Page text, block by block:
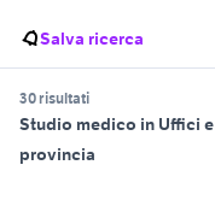
Salva ricerca
30 risultati
Studio medico in Uffici
provincia